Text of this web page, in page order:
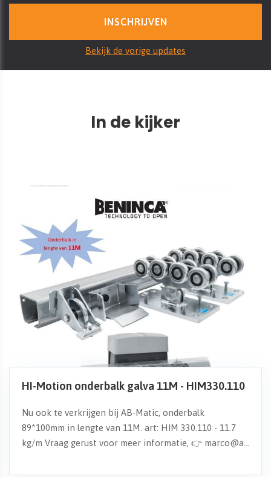
Bekijk de vorige updates
In de kijker
HI-Motion onderbalk galva 11M - HIM330.110
Nu ook te verkrijgen bij AB-Matic, onderbalk
89*100mm in lengte van 11M. art: HIM 330.110 - 11.7
kg/m Vraag gerust voor meer informatie, 👉 marco@a...